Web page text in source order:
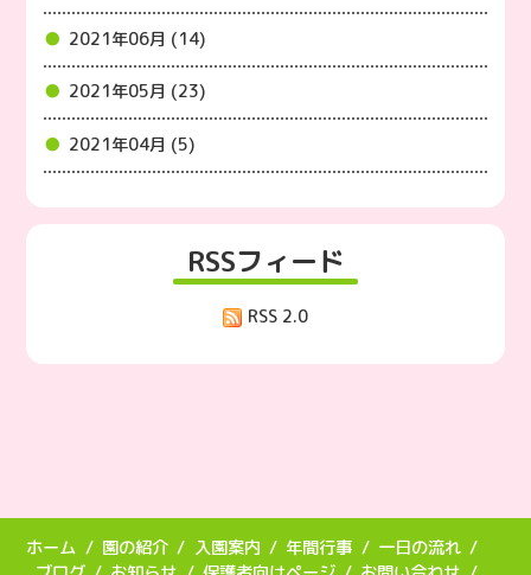
2021年06月 (14)
2021年05月 (23)
2021年04月 (5)
RSSフィード
RSS 2.0
ホーム 園の紹介 入園案内 年間行事
一日の流れ